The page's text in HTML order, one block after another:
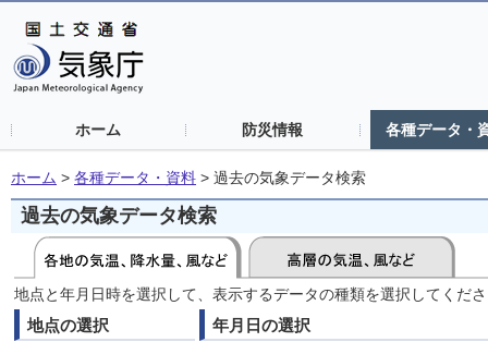
ホーム 防災情報 各種データ・
ホーム > 各種データ・資料 > 過去の気象データ検索
過去の気象データ検索
地点と年月日時を選択して、表示するデータの種類を選択してくだ
地点の選択 年月日の選択